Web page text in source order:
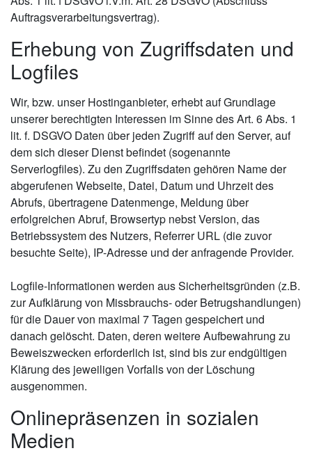
Auftragsverarbeitungsvertrag).
Erhebung von Zugriffsdaten und
Logfiles
Wir, bzw. unser Hostinganbieter, erhebt auf Grundlage
unserer berechtigten Interessen im Sinne des Art. 6 Abs. 1
lit. f. DSGVO Daten über jeden Zugriff auf den Server, auf
dem sich dieser Dienst befindet (sogenannte
Serverlogfiles). Zu den Zugriffsdaten gehören Name der
abgerufenen Webseite, Datei, Datum und Uhrzeit des
Abrufs, übertragene Datenmenge, Meldung über
erfolgreichen Abruf, Browsertyp nebst Version, das
Betriebssystem des Nutzers, Referrer URL (die zuvor
besuchte Seite), IP-Adresse und der anfragende Provider.
Logfile-Informationen werden aus Sicherheitsgründen (z.B.
zur Aufklärung von Missbrauchs- oder Betrugshandlungen)
für die Dauer von maximal 7 Tagen gespeichert und
danach gelöscht. Daten, deren weitere Aufbewahrung zu
Beweiszwecken erforderlich ist, sind bis zur endgültigen
Klärung des jeweiligen Vorfalls von der Löschung
ausgenommen.
Onlinepräsenzen in sozialen
Medien